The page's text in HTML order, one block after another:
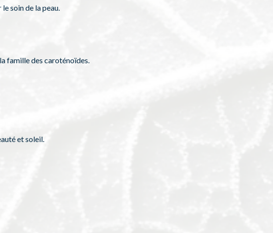
soin de la peau.
famille des caroténoïdes.
et soleil.